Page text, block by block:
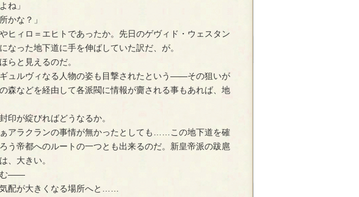
ね」
かな？」
ィロ＝エヒトであったか。先日のゲヴィド・ウェスタン
った地下道に手を伸ばしていた訳だ、が。
らと見えるのだ。
ュルヴィなる人物の姿も目撃されたという――その狙いが
森などを経由して各派閥に情報が齎される事もあれば、地
が綻びればどうなるか。
アラクランの事情が無かったとしても……この地下道を確
う帝都へのルートの一つとも出来るのだ。新皇帝派の跋扈
、大きい。
む――
配が大きくなる場所へと……